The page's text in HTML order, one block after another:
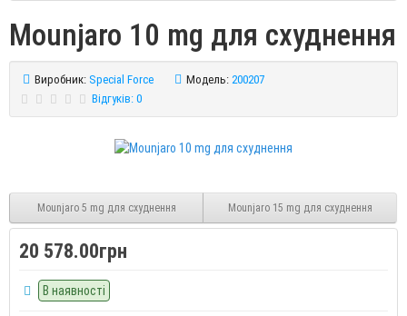
Mounjaro 10 mg для схуднення
Виробник: Special Force Модель: 200207
Відгуків: 0
Mounjaro 5 mg для схуднення Mounjaro 15 mg для схуднення
20 578.00грн
В наявності